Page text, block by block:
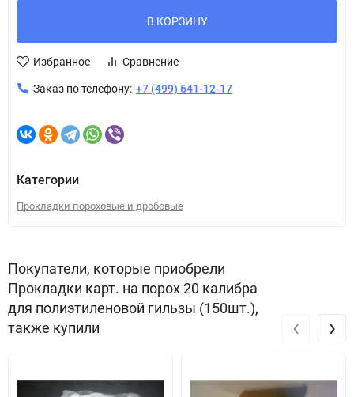
В КОРЗИНУ
Избранное Сравнение
Заказ по телефону: +7 (499) 641-12-17
Категории
Прокладки пороховые и дробовые
Покупатели, которые приобрели
Прокладки карт. на порох 20 калибра
для полиэтиленовой гильзы (150шт.),
также купили
‹ ›